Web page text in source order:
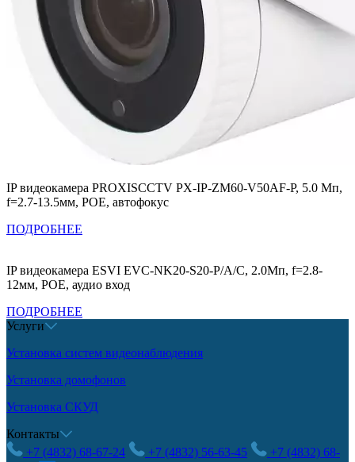
IP видеокамера PROXISCCTV PX-IP-ZM60-V50AF-P, 5.0 Мп,
f=2.7-13.5мм, POE, автофокус
ПОДРОБНЕЕ
IP видеокамера ESVI EVC-NK20-S20-P/A/C, 2.0Мп, f=2.8-
12мм, POE, аудио вход
ПОДРОБНЕЕ
Услуги
Установка систем видеонаблюдения
Установка домофонов
Установка СКУД
Контакты
+7 (4832) 68-67-24
+7 (4832) 56-63-45
+7 (4832) 68-